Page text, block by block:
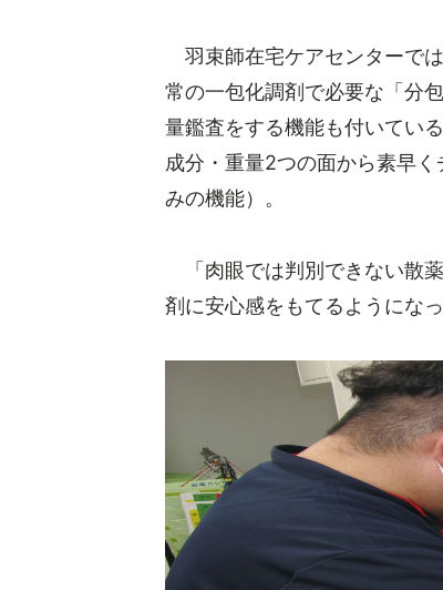
羽束師在宅ケアセンターで
常の一包化調剤で必要な「分
量鑑査をする機能も付いてい
成分・重量2つの面から素早
みの機能）。
「肉眼では判別できない散
剤に安心感をもてるようにな